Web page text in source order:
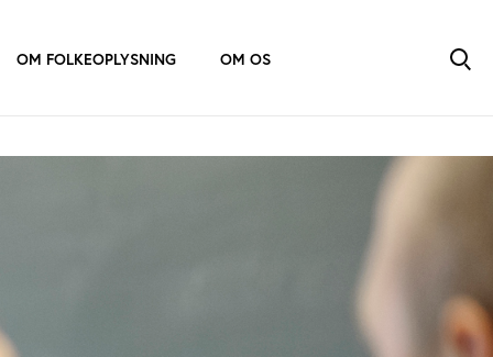
OM FOLKEOPLYSNING OM OS